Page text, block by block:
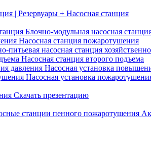
| Резервуары + Насосная станция
Блочно-модульная насосная
Насосная станция пожаротушения
насосная станция
Насосная станция второго подъема
Насосная установка
Насосная установка
Скачать презентацию
станции пенного пожаротушения